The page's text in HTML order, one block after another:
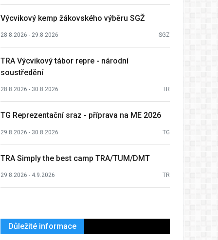
Výcvikový kemp žákovského výběru SGŽ
28.8.2026 - 29.8.2026 SGZ
TRA Výcvikový tábor repre - národní
soustředění
28.8.2026 - 30.8.2026 TR
TG Reprezentační sraz - příprava na ME 2026
29.8.2026 - 30.8.2026 TG
TRA Simply the best camp TRA/TUM/DMT
29.8.2026 - 4.9.2026 TR
Důležité informace